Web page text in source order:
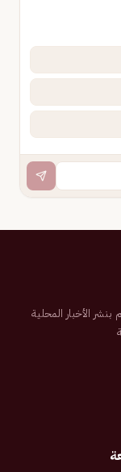
سعودية تم تأسيسها عام 2007م تهتم بنشر الأخبار المحلية